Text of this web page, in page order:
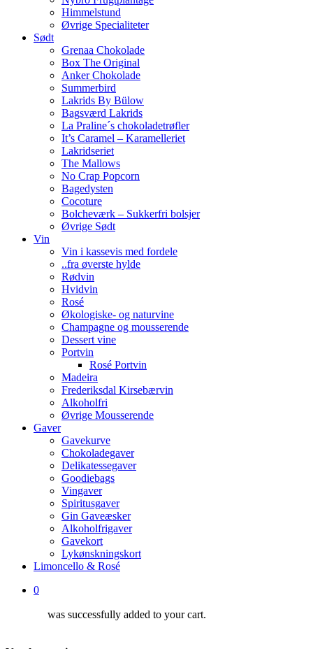
Himmelstund
Øvrige Specialiteter
Sødt
Grenaa Chokolade
Box The Original
Anker Chokolade
Summerbird
Lakrids By Bülow
Bagsværd Lakrids
La Praline´s chokoladetrøfler
It’s Caramel – Karamelleriet
Lakridseriet
The Mallows
No Crap Popcorn
Bagedysten
Cocoture
Bolcheværk – Sukkerfri bolsjer
Øvrige Sødt
Vin
Vin i kassevis med fordele
..fra øverste hylde
Rødvin
Hvidvin
Rosé
Økologiske- og naturvine
Champagne og mousserende
Dessert vine
Portvin
Rosé Portvin
Madeira
Frederiksdal Kirsebærvin
Alkoholfri
Øvrige Mousserende
Gaver
Gavekurve
Chokoladegaver
Delikatessegaver
Goodiebags
Vingaver
Spiritusgaver
Gin Gaveæsker
Alkoholfrigaver
Gavekort
Lykønskningskort
Limoncello & Rosé
0
was successfully added to your cart.